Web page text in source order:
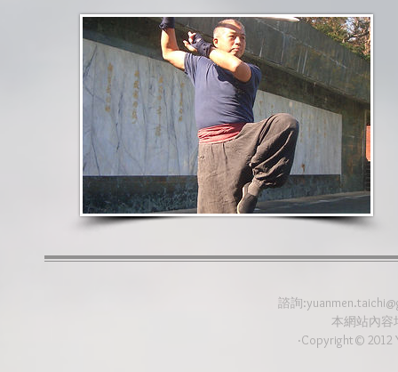
諮詢:
本網站內容
‧Copyright© 2012